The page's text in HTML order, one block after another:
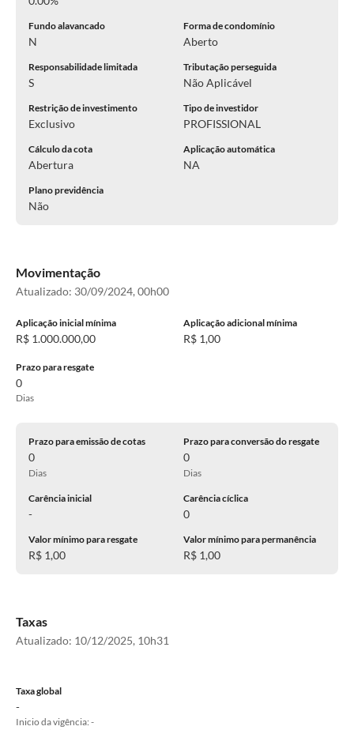
Fundo alavancado
N
Forma de condomínio
Aberto
Responsabilidade limitada
S
Tributação perseguida
Não Aplicável
Restrição de investimento
Exclusivo
Tipo de investidor
PROFISSIONAL
Cálculo da cota
Abertura
Aplicação automática
NA
Plano previdência
Não
Movimentação
Atualizado: 30/09/2024, 00h00
Aplicação inicial mínima
R$ 1.000.000,00
Aplicação adicional mínima
R$ 1,00
Prazo para resgate
0
Dias
Prazo para emissão de cotas
0
Dias
Prazo para conversão do resgate
0
Dias
Carência inicial
-
Carência cíclica
0
Valor mínimo para resgate
R$ 1,00
Valor mínimo para permanência
R$ 1,00
Taxas
Atualizado: 10/12/2025, 10h31
Taxa global
-
Inicio da vigência: -